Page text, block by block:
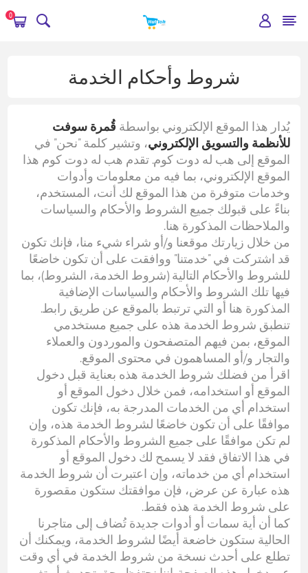
0
شروط وأحكام الخدمة
يُدار هذا الموقع الإلكتروني بواسطة قُمرة سوفت
للأنظمة والتسويق الإلكتروني، وتشير كلمة "نحن" في
الموقع إلى هب له دوت كوم. تقدم هب له دوت كوم هذا
الموقع الإلكتروني، بما فيه من معلومات وأدوات
وخدمات متوفرة من هذا الموقع لك أنت، المستخدم،
بناءً على قبولك جميع الشروط والأحكام والسياسات
والملاحظات المذكورة هنا.
من خلال زيارتك موقعنا و/أو شراء شيء منا، فإنك تكون
قد اشتركت في "خدمتنا" ووافقت على أن تكون خاضعًا
للشروط والأحكام التالية (شروط الخدمة، الشروط)، بما
فيها تلك الشروط والأحكام والسياسات الإضافية
المذكورة هنا أو التي ترتبط بالموقع عن طريق رابط.
تنطبق شروط الخدمة هذه على جميع مستخدمي
الموقع، بمن فيهم المتصفحون والموردون والعملاء
والتجار و/أو المساهمون في محتوى الموقع.
اقرأ من فضلك شروط الخدمة هذه بعناية قبل دخول
الموقع أو استخدامه، فمن خلال دخول الموقع أو
استخدام أي من الخدمات المدرجة به، فإنك تكون
موافقًا على أن تكون خاضعًا لشروط الخدمة هذه، وإن
لم تكن موافقًا على جميع الشروط والأحكام المذكورة
في هذا الاتفاق فقد لا يسمح لك دخول الموقع أو
استخدام أي من خدماته، وإن اعتبرت أن شروط الخدمة
هذه عبارة عن عرض، فإن موافقتك ستكون مقصورة
على شروط الخدمة هذه فقط.
كما أن أية سمات أو أدوات جديدة تُضاف إلى متاجرنا
الحالية ستكون خاضعة أيضًا لشروط الخدمة، ويمكنك أن
تطلع على أحدث نسخة من شروط الخدمة في أي وقت